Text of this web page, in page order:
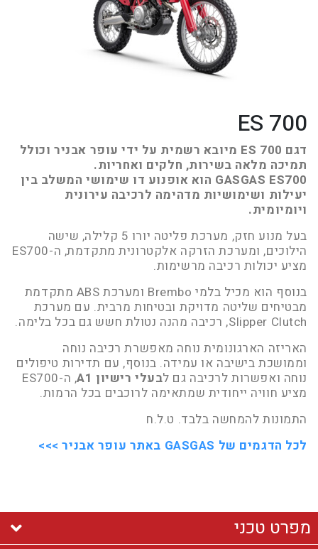
ES 700
דגם ES 700 מיובא רשמית על ידי עופר אבניר וכולל
תמיכה מלאה בשירות, חלקים ואחריות.
GASGAS ES700 הוא אופנוע דו שימושי המשלב בין
יעילות ושימושיות מדהימה לרכיבה עירונית
ויומיומית.
בעל מנוע חזק, מערכת פליטה יורו 5 קלילה, שישה
הילוכים, ומערכת הזרקה אלקטרונית מתקדמת, ה-ES700
מציע יכולות רכיבה מרשימות.
בנוסף הוא מכיל בלמי Brembo ומערכת ABS מתקדמת
מבטיחים שליטה מדויקת ובטיחות מרבית. עם מערכת
Slipper Clutch, רכיבה מהנה נטולת חשש גם בכל בלימה.
האריזה הארגונומית נוחה מאפשרת רכיבה נוחה
וממושכת בישיבה או עמידה. בנוסף, עם תדירות טיפולים
נוחה ואפשרות לרכיבה גם לבעלי רישיון A1
, ה-ES700
מציע חוויה ייחודית שמתאימה לרוכבים בכל הרמות.
התמונות להמחשה בלבד. ט.ל.ח
לכל הדגמים של GASGAS באתר עופר אבניר >>>
מפרט טכני